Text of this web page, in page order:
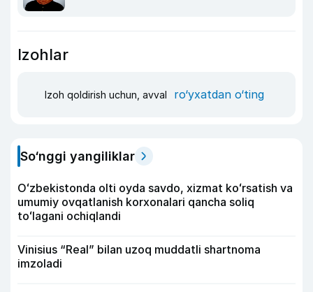
Izohlar
Izoh qoldirish uchun, avval ro‘yxatdan o‘ting
So‘nggi yangiliklar
Oʻzbekistonda olti oyda savdo, xizmat koʻrsatish va
umumiy ovqatlanish korxonalari qancha soliq
toʻlagani ochiqlandi
Vinisius “Real” bilan uzoq muddatli shartnoma
imzoladi